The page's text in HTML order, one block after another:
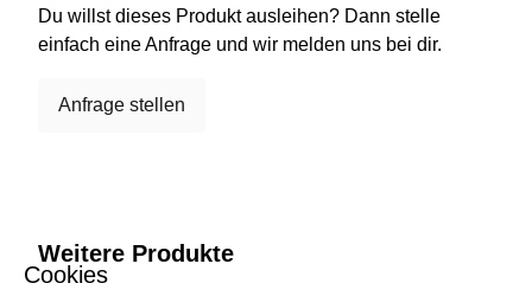
Cookies
Du willst dieses Produkt ausleihen? Dann stelle
einfach eine Anfrage und wir melden uns bei dir.
Anfrage stellen
Weitere Produkte